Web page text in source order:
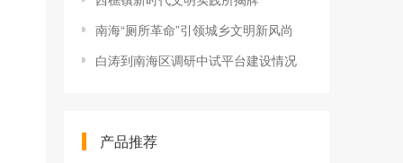
南海“厕所革命”引领城乡文明新风尚
白涛到南海区调研中试平台建设情况
产品推荐